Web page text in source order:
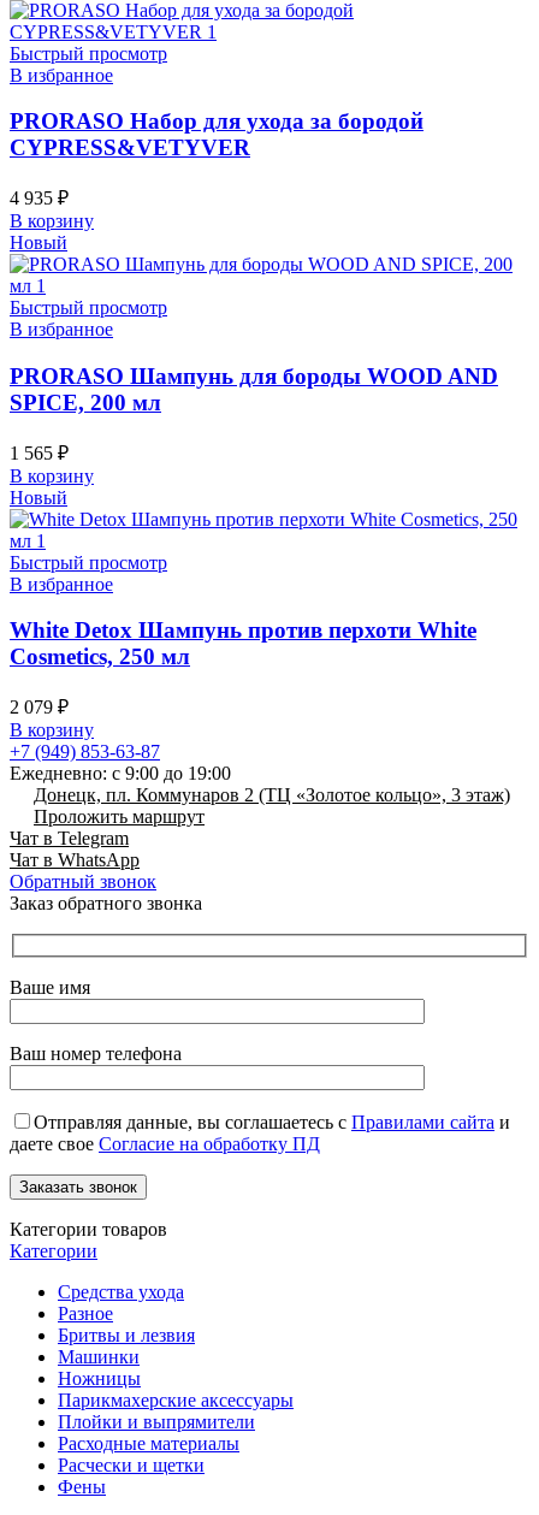
Быстрый просмотр
В избранное
PRORASO Набор для ухода за бородой
CYPRESS&VETYVER
4 935 ₽
В корзину
Новый
Быстрый просмотр
В избранное
PRORASO Шампунь для бороды WOOD AND
SPICE, 200 мл
1 565 ₽
В корзину
Новый
Быстрый просмотр
В избранное
White Detox Шампунь против перхоти White
Cosmetics, 250 мл
2 079 ₽
В корзину
+7 (949) 853-63-87
Ежедневно: с 9:00 до 19:00
Донецк, пл. Коммунаров 2 (ТЦ «Золотое кольцо», 3 этаж)
Проложить маршрут
Чат в Telegram
Чат в WhatsApp
Обратный звонок
Заказ обратного звонка
Ваше имя
Ваш номер телефона
Отправляя данные, вы соглашаетесь с Правилами сайта и
даете свое Согласие на обработку ПД
Категории товаров
Категории
Средства ухода
Разное
Бритвы и лезвия
Машинки
Ножницы
Парикмахерские аксессуары
Плойки и выпрямители
Расходные материалы
Расчески и щетки
Фены